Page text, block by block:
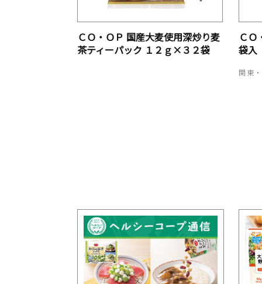
ＣＯ・ＯＰ 国産大麦使用深炒り麦
茶ティーパック １２ｇ×３２袋
ＣＯ
袋入
関東